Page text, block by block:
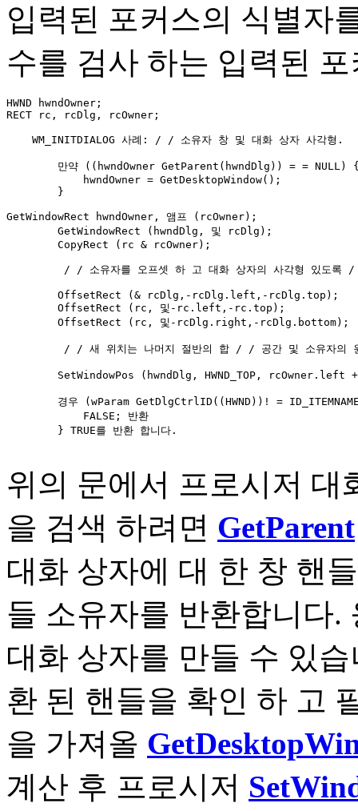
입력된 포커스의 식별자
수를 검사 하는 입력된
HWND hwndOwner;
RECT rc, rcDlg, rcOwner;
    WM_INITDIALOG 사례: / / 소유자 창 및 대화 상자 사각형.
만약 ((hwndOwner GetParent(hwndDlg)) = = NULL)
            hwndOwner = GetDesktopWindow();
        }
GetWindowRect hwndOwner, 앰프 (rcOwner);
        GetWindowRect (hwndDlg, 및 rcDlg);
        CopyRect (rc & rcOwner);
/ / 소유자를 오프셋 하 고 대화 상자의 사각형 있도록
        OffsetRect (& rcDlg,-rcDlg.left,-rcDlg.top);
        OffsetRect (rc, 및-rc.left,-rc.top);
        OffsetRect (rc, 및-rcDlg.right,-rcDlg.bottom);
/ / 새 위치는 나머지 절반의 합 / / 공간 및 소유자의
SetWindowPos (hwndDlg, HWND_TOP, rcOwner.left
경우 (wParam GetDlgCtrlID((HWND))! =
            FALSE; 반환
        } TRUE를 반환 합니다.
위의 문에서 프로시저 대
을 검색 하려면 GetParent
대화 상자에 대 한 창 핸
들 소유자를 반환합니다.
대화 상자를 만들 수 있
환 된 핸들을 확인 하 고
을 가져올
계산 후 프로시저